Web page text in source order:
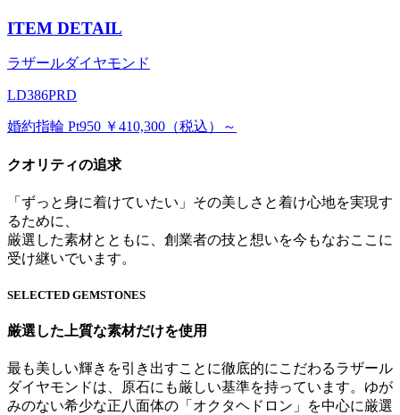
ITEM DETAIL
ラザールダイヤモンド
LD386PRD
婚約指輪 Pt950 ￥410,300（税込）～
クオリティの追求
「ずっと身に着けていたい」その美しさと着け心地を実現す
るために、
厳選した素材とともに、創業者の技と想いを今もなおここに
受け継いでいます。
SELECTED GEMSTONES
厳選した上質な素材だけを使用
最も美しい輝きを引き出すことに徹底的にこだわるラザール
ダイヤモンドは、原石にも厳しい基準を持っています。ゆが
みのない希少な正八面体の「オクタヘドロン」を中心に厳選